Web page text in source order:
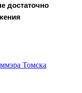
достаточно
Томска